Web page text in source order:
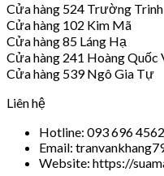
Cửa hàng 524 Trường Trinh
Cửa hàng 102 Kim Mã
Cửa hàng 85 Láng Hạ
Cửa hàng 241 Hoàng Quốc
Cửa hàng 539 Ngô Gia Tự
Liên hệ
Hotline: 093 696 4562
Email:
Website: https://